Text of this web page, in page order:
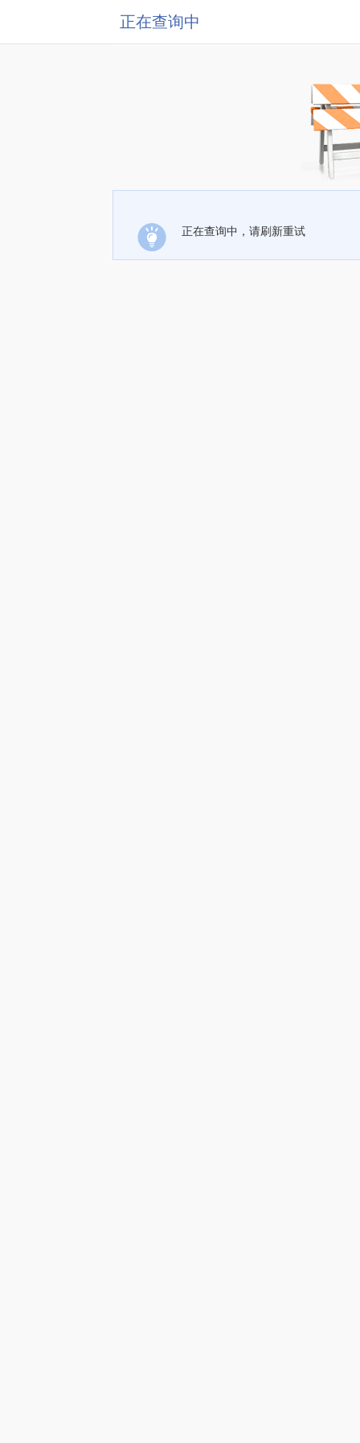
正在查询中
正在查询中，请刷新重试